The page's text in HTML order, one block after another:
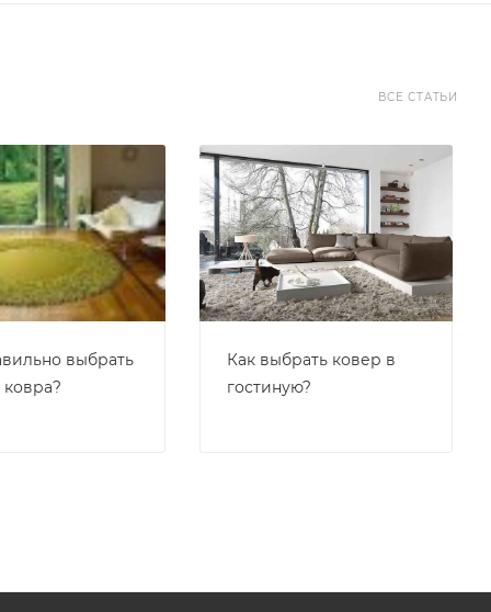
ВСЕ СТАТЬИ
выбрать
Как выбрать ковер в
гостиную?